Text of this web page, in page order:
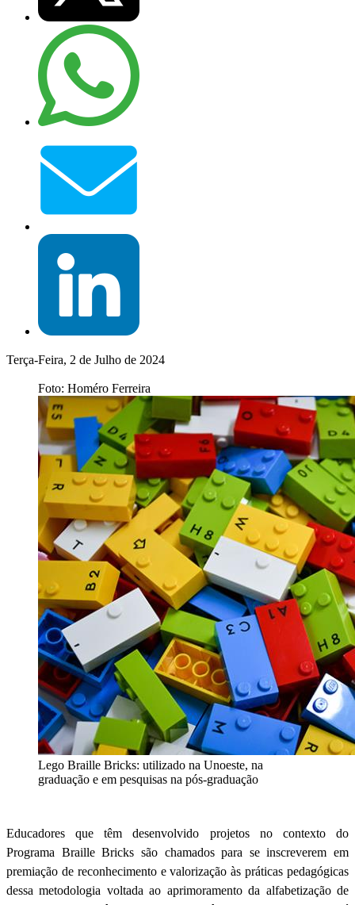
Terça-Feira, 2 de Julho de 2024
Foto: Homéro Ferreira
Lego Braille Bricks: utilizado na Unoeste, na
graduação e em pesquisas na pós-graduação
Educadores que têm desenvolvido projetos no contexto do
Programa Braille Bricks são chamados para se inscreverem em
premiação de reconhecimento e valorização às práticas pedagógicas
dessa metodologia voltada ao aprimoramento da alfabetização de